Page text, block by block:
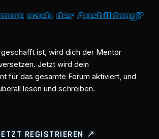
geschafft ist, wird dich der Mentor
Jetzt wird dein
für das gesamte Forum aktiviert, und
lesen und schreiben.
REGISTRIEREN